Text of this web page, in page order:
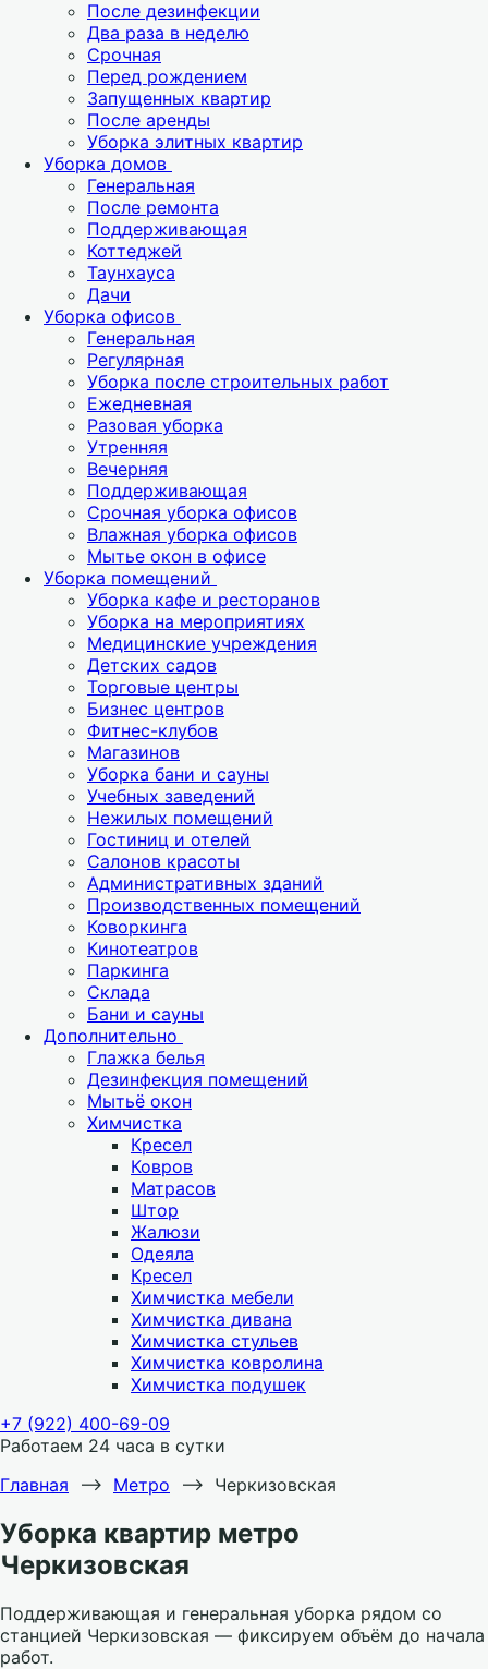
После дезинфекции
Два раза в неделю
Срочная
Перед рождением
Запущенных квартир
После аренды
Уборка элитных квартир
Уборка домов
Генеральная
После ремонта
Поддерживающая
Коттеджей
Таунхауса
Дачи
Уборка офисов
Генеральная
Регулярная
Уборка после строительных работ
Ежедневная
Разовая уборка
Утренняя
Вечерняя
Поддерживающая
Срочная уборка офисов
Влажная уборка офисов
Мытье окон в офисе
Уборка помещений
Уборка кафе и ресторанов
Уборка на мероприятиях
Медицинские учреждения
Детских садов
Торговые центры
Бизнес центров
Фитнес-клубов
Магазинов
Уборка бани и сауны
Учебных заведений
Нежилых помещений
Гостиниц и отелей
Салонов красоты
Административных зданий
Производственных помещений
Коворкинга
Кинотеатров
Паркинга
Склада
Бани и сауны
Дополнительно
Глажка белья
Дезинфекция помещений
Мытьё окон
Химчистка
Кресел
Ковров
Матрасов
Штор
Жалюзи
Одеяла
Кресел
Химчистка мебели
Химчистка дивана
Химчистка стульев
Химчистка ковролина
Химчистка подушек
+7 (922) 400-69-09
Работаем 24 часа в сутки
Главная ⟶ Метро ⟶ Черкизовская
Уборка квартир метро
Черкизовская
Поддерживающая и генеральная уборка рядом со
станцией Черкизовская — фиксируем объём до начала
работ.